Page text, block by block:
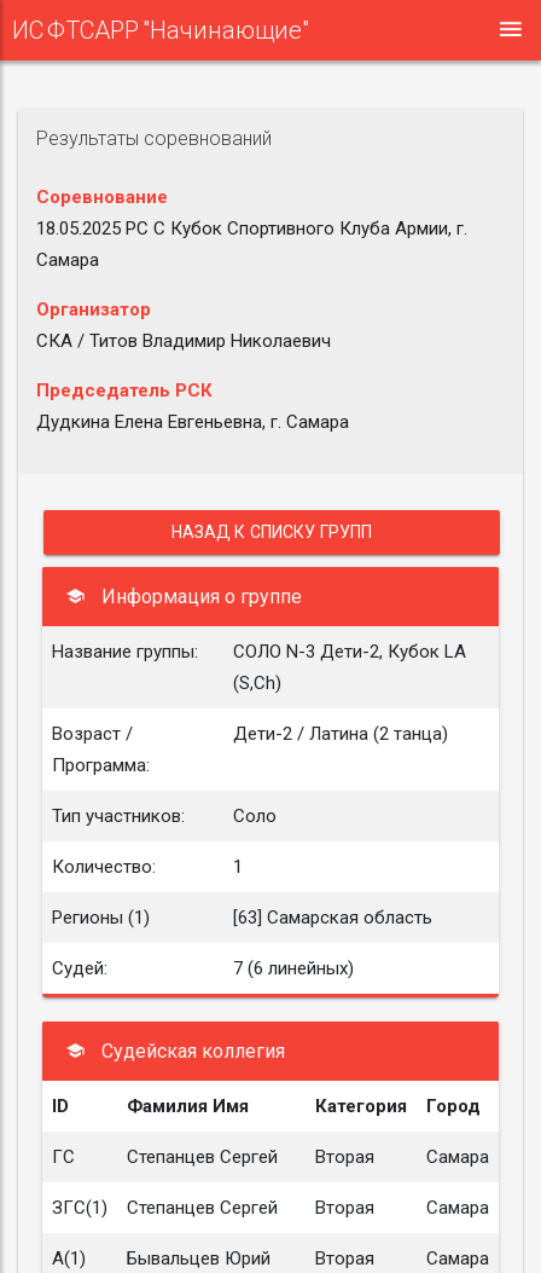
ИС ФТСАРР "Начинающие"
Результаты соревнований
Соревнование
18.05.2025 РС С Кубок Спортивного Клуба Армии, г.
Самара
Организатор
СКА / Титов Владимир Николаевич
Председатель РСК
Дудкина Елена Евгеньевна, г. Самара
НАЗАД К СПИСКУ ГРУПП
Информация о группе
Название группы:
СОЛО N-3 Дети-2, Кубок LA
(S,Ch)
Возраст /
Программа:
Дети-2 / Латина (2 танца)
Тип участников: Соло
Количество: 1
Регионы (1) [63] Самарская область
Судей: 7 (6 линейных)
Судейская коллегия
ID Фамилия Имя Категория Город
ГС Степанцев Сергей Вторая Самара
ЗГС(1) Степанцев Сергей Вторая Самара
A(1) Бывальцев Юрий Вторая Самара